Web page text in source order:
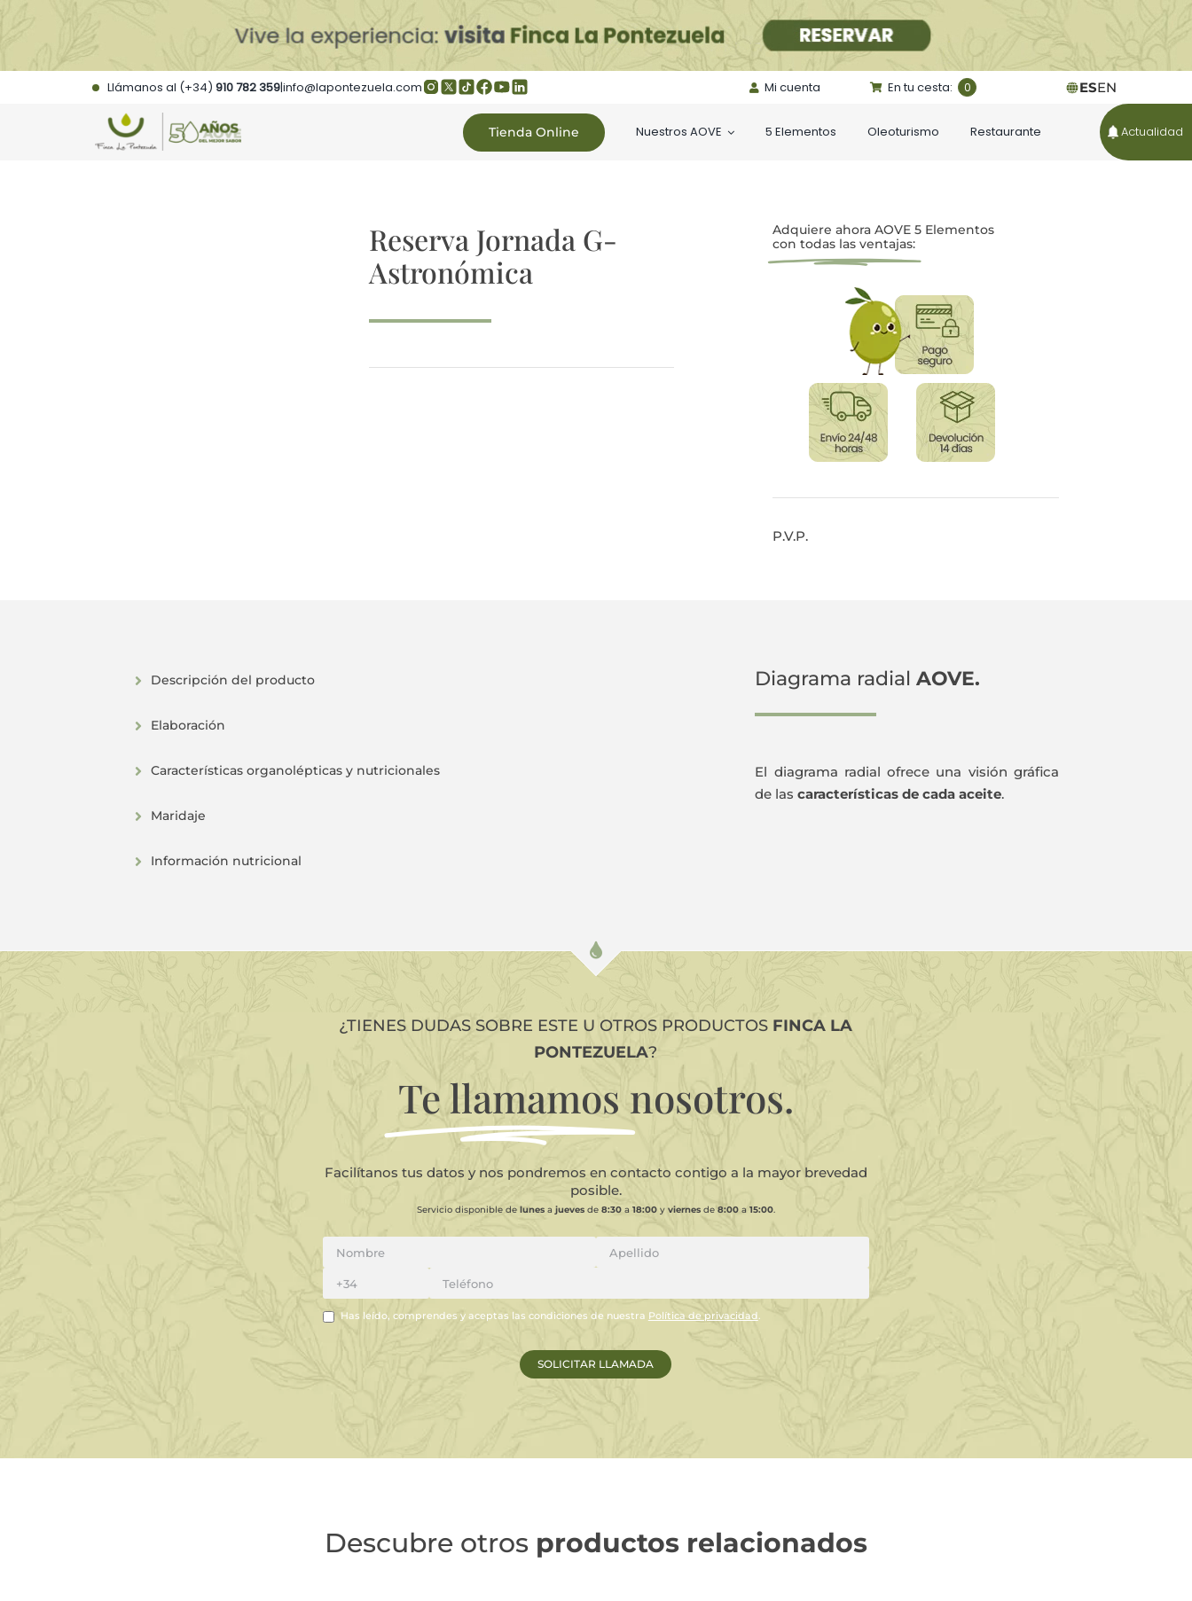
Saltar
Llámanos al (+34) 910 782 359|info@lapontezuela.com Mi cuenta En tu cesta: 0 ESEN
Tienda Online Nuestros AOVE 5 Elementos Oleoturismo Restaurante Actualidad
Reserva Jornada G-
Astronómica
Adquiere ahora AOVE 5 Elementos
con todas las ventajas:
P.V.P.
Descripción del producto
Elaboración
Características organolépticas y nutricionales
Maridaje
Información nutricional
Diagrama radialAOVE.
El diagrama radial ofrece una visión gráfica
de lascaracterísticas de cada aceite.
¿TIENES DUDAS SOBRE ESTE U OTROS PRODUCTOS FINCA LA
PONTEZUELA?
Te llamamos nosotros.
Facilítanos tus datos y nos pondremos en contacto contigo a la mayor brevedad
posible.
Servicio disponible de lunesa juevesde 8:30a 18:00y viernesde 8:00a 15:00.
Has leído, comprendes y aceptas las condiciones de nuestra Política de privacidad.
Descubre otros productos relacionados